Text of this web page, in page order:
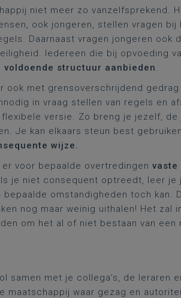
niet meer zo vanzelfsprekend.
ook jongeren, stellen vragen bij
Daarnaast vragen jongeren ook
Iedereen die bij opvoeding
structuur aanbieden.
ook met grensoverschrijdend
in vraag stellen van regels en
versie. Zo breng je jezelf,
Je kan elkaars steun best
wijze.
er voor bepaalde overtredingen vaste
je niet consequent optreedt, leer je
bepaalde omstandigheden toch kan.
nog maar weinig uithalen! Het zal
om het al of niet bestaan van een
samen met je collega’s, de leraren
maatschappij waar gezag en